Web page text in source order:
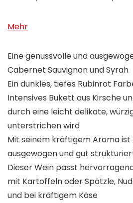
Mehr
Eine genussvolle und
Cabernet Sauvignon und Syrah
Ein dunkles, tiefes Rubinrot
Intensives Bukett aus Kirsche
durch eine leicht delikate,
unterstrichen wird
Mit seinem kräftigem Aroma ist
ausgewogen und gut
Dieser Wein passt
mit Kartoffeln oder Spätzle,
und bei kräftigem Käse